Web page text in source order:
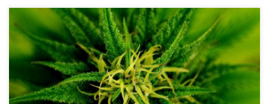
Rak piersi jest złożoną formą raka, z prawie 1,7 miliona
przypadków zdiagnozowanych w 2012 roku. Według Canadian
Breast Cancer Foundation, w 2015 roku było to 25,000 kobiet oraz
220 mężczyzn. Podnoszenie świadomości na temat raka piersi,
jako drugiego pod względem częstości występowania raka, jest